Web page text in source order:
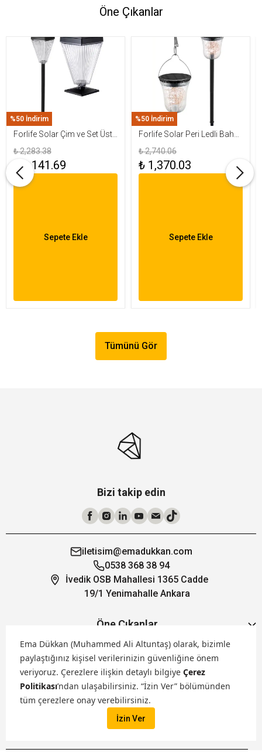
Ema Dükkan (Muhammed Ali Altuntaş) olarak, bizimle
paylaştığınız kişisel verilerinizin güvenliğine önem
veriyoruz. Çerezlere ilişkin detaylı bilgiye Çerez
Politikası’ndan ulaşabilirsiniz. “İzin Ver” bölümünden
tüm çerezlere onay verebilirsiniz.
İzin Ver
Öne Çıkanlar
%50 İndirim
Forlife Solar Çim ve Set Üstü
Armatür 15W FL-3283
₺ 2,283.38
₺ 1,141.69
Sepete Ekle
%50 İndirim
Forlife Solar Peri Ledli Bahçe
Aydınlatma Armatürü FL-
3284
₺ 2,740.06
₺ 1,370.03
Sepete Ekle
Tümünü Gör
Bizi takip edin
iletisim@emadukkan.com
0538 368 38 94
İvedik OSB Mahallesi 1365 Cadde
19/1 Yenimahalle Ankara
Öne Çıkanlar
Hakkımızda
Markalarımız
Satış Kanallarımız